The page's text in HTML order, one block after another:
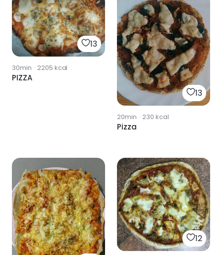
13
30min · 2205 kcal
PIZZA
13
20min · 230 kcal
Pizza
12